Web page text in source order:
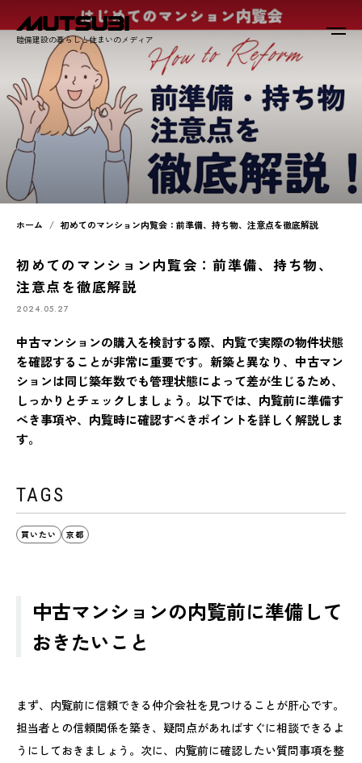
睦備建設の暮らしと住まいのメディア
ホーム 初めてのマンション内覧会：前準備、持ち物、注意点を徹底解説
初めてのマンション内覧会：前準備、持ち物、
注意点を徹底解説
2024.05.27
中古マンションの購入を検討する際、内覧で実際の物件状態
を確認することが非常に重要です。新築と異なり、中古マン
ションは同じ築年数でも管理状態によって差が生じるため、
しっかりとチェックしましょう。以下では、内覧前に準備す
べき事項や、内覧時に確認すべきポイントを詳しく解説しま
す。
TAGS
買いたい 京都
中古マンションの内覧前に準備して
おきたいこと
まず、内覧前に信頼できる仲介会社を見つけることが肝心です。
担当者との信頼関係を築き、疑問点があればすぐに相談できるよ
うにしておきましょう。次に、内覧前に確認したい質問事項を整